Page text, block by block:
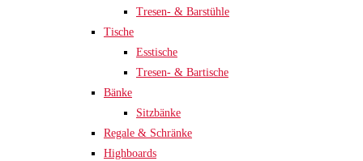
Tresen- & Barstühle
Tische
Esstische
Tresen- & Bartische
Bänke
Sitzbänke
Regale & Schränke
Highboards